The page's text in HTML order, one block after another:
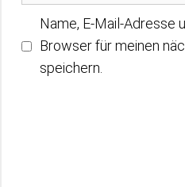
Name, E-Mail-Adresse
Browser für meinen
speichern.